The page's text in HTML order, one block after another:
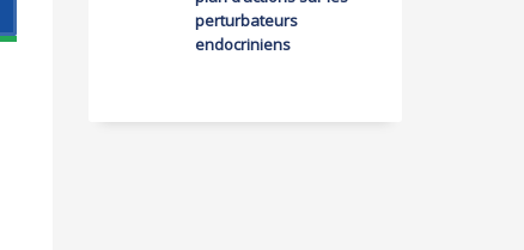
perturbateurs
endocriniens